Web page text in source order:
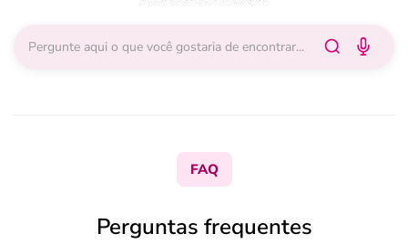
FAQ
Perguntas frequentes